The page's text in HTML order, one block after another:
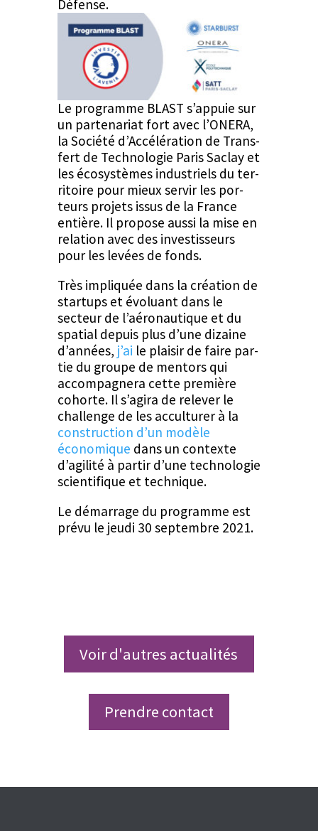
Défense.
Le pro­gramme BLAST s’appuie sur
un parte­nar­i­at fort avec l’ONERA,
la Société d’Ac­céléra­tion de Trans­
fert de Tech­nolo­gie Paris Saclay et
les écosys­tèmes indus­triels du ter­
ri­toire pour mieux servir les por­
teurs pro­jets issus de la France
entière. Il pro­pose aus­si la mise en
rela­tion avec des investis­seurs
pour les lev­ées de fonds.
Très impliquée dans la créa­tion de
star­tups et évolu­ant dans le
secteur de l’aéronautique et du
spa­tial depuis plus d’une dizaine
d’années, j’ai le plaisir de faire par­
tie du groupe de men­tors qui
accom­pa­g­n­era cette pre­mière
cohorte. Il s’agira de relever le
chal­lenge de les accul­tur­er à la
con­struc­tion d’un mod­èle
économique dans un con­texte
d’agilité à par­tir d’une tech­nolo­gie
sci­en­tifique et technique.
Le démar­rage du pro­gramme est
prévu le jeu­di 30 sep­tem­bre 2021.
Voir d'autres actualités
Prendre contact